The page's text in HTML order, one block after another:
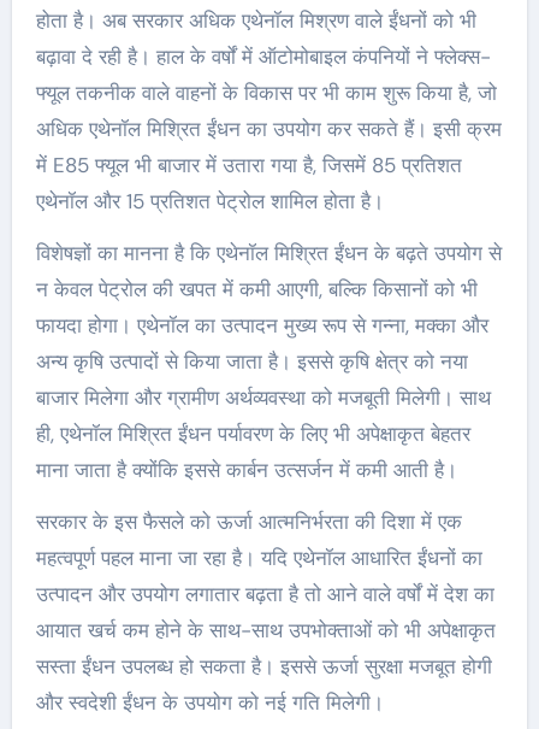
होता है। अब सरकार अधिक एथेनॉल मिश्रण वाले ईंधनों को भी
बढ़ावा दे रही है। हाल के वर्षों में ऑटोमोबाइल कंपनियों ने फ्लेक्स-
फ्यूल तकनीक वाले वाहनों के विकास पर भी काम शुरू किया है, जो
अधिक एथेनॉल मिश्रित ईंधन का उपयोग कर सकते हैं। इसी क्रम
में E85 फ्यूल भी बाजार में उतारा गया है, जिसमें 85 प्रतिशत
एथेनॉल और 15 प्रतिशत पेट्रोल शामिल होता है।
विशेषज्ञों का मानना है कि एथेनॉल मिश्रित ईंधन के बढ़ते उपयोग से
न केवल पेट्रोल की खपत में कमी आएगी, बल्कि किसानों को भी
फायदा होगा। एथेनॉल का उत्पादन मुख्य रूप से गन्ना, मक्का और
अन्य कृषि उत्पादों से किया जाता है। इससे कृषि क्षेत्र को नया
बाजार मिलेगा और ग्रामीण अर्थव्यवस्था को मजबूती मिलेगी। साथ
ही, एथेनॉल मिश्रित ईंधन पर्यावरण के लिए भी अपेक्षाकृत बेहतर
माना जाता है क्योंकि इससे कार्बन उत्सर्जन में कमी आती है।
सरकार के इस फैसले को ऊर्जा आत्मनिर्भरता की दिशा में एक
महत्वपूर्ण पहल माना जा रहा है। यदि एथेनॉल आधारित ईंधनों का
उत्पादन और उपयोग लगातार बढ़ता है तो आने वाले वर्षों में देश का
आयात खर्च कम होने के साथ-साथ उपभोक्ताओं को भी अपेक्षाकृत
सस्ता ईंधन उपलब्ध हो सकता है। इससे ऊर्जा सुरक्षा मजबूत होगी
और स्वदेशी ईंधन के उपयोग को नई गति मिलेगी।